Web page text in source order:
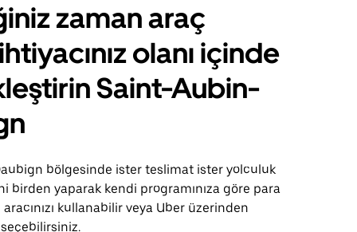
zaman araç
olanı içinde
Saint-Aubin-
bölgesinde ister teslimat ister yolculuk
birden yaparak kendi programınıza göre para
aracınızı kullanabilir veya Uber üzerinden